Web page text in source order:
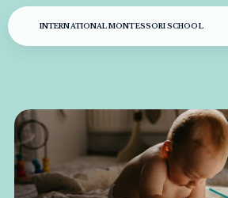
INTERNATIONAL MONTESSORI SCHOOL